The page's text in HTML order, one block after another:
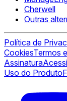
Cherwell
Outras
Política de
CookiesTermos
Assinatura
Uso do Produto